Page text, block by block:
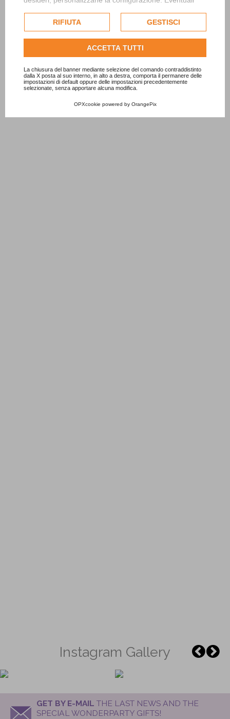
esclusivamente previa acquisizione del consenso
dell'utente.
Consulta l'informativa cookie completa.
RIFIUTA GESTISCI
ACCETTA TUTTI
La chiusura del banner mediante selezione del comando contraddistinto
dalla X posta al suo interno, in alto a destra, comporta il permanere delle
impostazioni di default oppure delle impostazioni precedentemente
selezionate, senza apportare alcuna modifica.
OPXcookie powered by OrangePix
Instagram Gallery
GET BY E-MAIL THE LAST NEWS AND THE
SPECIAL WONDERPARTY GIFTS!